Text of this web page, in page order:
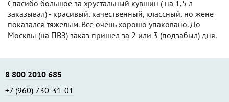
Спасибо большое за хрустальный кувшин ( на 1,5 л
заказывал) - красивый, качественный, классный, но жене
показался тяжелым. Все очень хорошо упаковано. До
Москвы (на ПВЗ) заказ пришел за 2 или 3 (подзабыл) дня.
8 800 2010 685
+7 (960) 730-31-01